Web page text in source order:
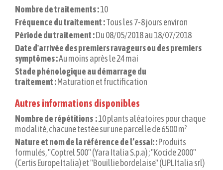
Nombre de traitements :10
Fréquence du traitement :Tous les 7-8 jours environ
Période du traitement :Du 08/05/2018 au 18/07/2018
Date d'arrivée des premiers ravageurs ou des premiers
symptômes :Au moins après le 24 mai
Stade phénologique au démarrage du
traitement :Maturation et fructification
Autres informations disponibles
Nombre de répétitions :10 plants aléatoires pour chaque
modalité, chacune testée sur une parcelle de 6500 m²
Nature et nom de la référence de l’essai: :Produits
formulés, "Coptrel 500" (Yara Italia S.p.a) ; "Kocide 2000"
(Certis Europe Italia) et "Bouillie bordelaise" (UPL Italia srl)